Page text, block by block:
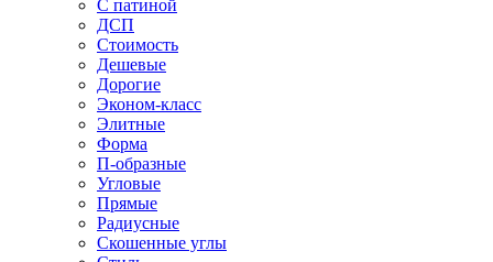
С патиной
ДСП
Стоимость
Дешевые
Дорогие
Эконом-класс
Элитные
Форма
П-образные
Угловые
Прямые
Радиусные
Скошенные углы